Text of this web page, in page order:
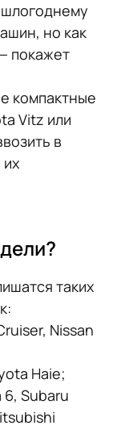
но как
покажет
компактные
Vitz или
в
таких
Nissan
Haie;
Subaru